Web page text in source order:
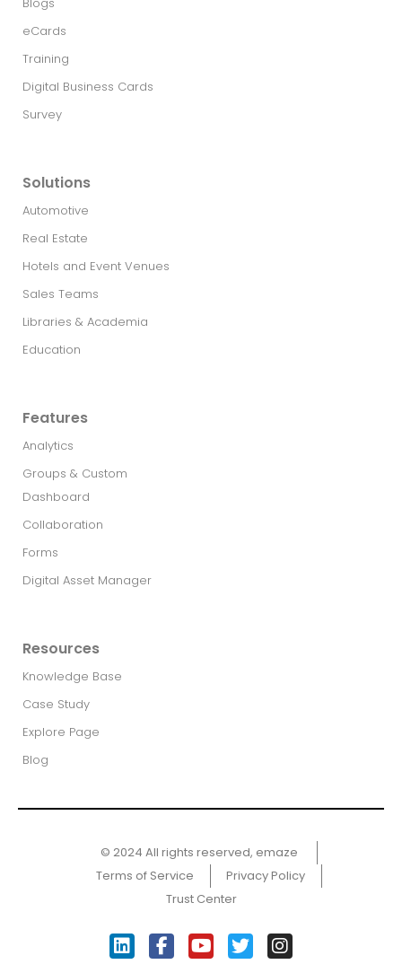
Blogs
eCards
Training
Digital Business Cards
Survey
Solutions
Automotive
Real Estate​
Hotels and Event Venues
Sales Teams
Libraries & Academia
Education
Features
Analytics
Groups & Custom
Dashboard
Collaboration
Forms
Digital Asset Manager
Resources
Knowledge Base
Case Study
Explore Page
Blog
© 2024 All rights reserved, emaze ​
Terms of Service
Privacy Policy
Trust Center